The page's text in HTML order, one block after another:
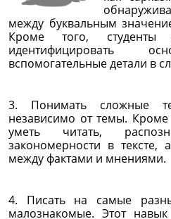
между буквальным
Кроме того,
идентифицировать
вспомогательные детали в
3. Понимать сложные
независимо от темы.
уметь читать,
закономерности в тексте,
между фактами и мнениями.
4. Писать на самые
малознакомые. Этот